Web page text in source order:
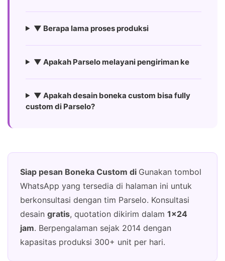
▼ Berapa lama proses produksi
▼ Apakah Parselo melayani pengiriman ke
▼ Apakah desain boneka custom bisa fully
custom di Parselo?
Siap pesan Boneka Custom di Gunakan tombol
WhatsApp yang tersedia di halaman ini untuk
berkonsultasi dengan tim Parselo. Konsultasi
desain gratis, quotation dikirim dalam 1×24
jam. Berpengalaman sejak 2014 dengan
kapasitas produksi 300+ unit per hari.